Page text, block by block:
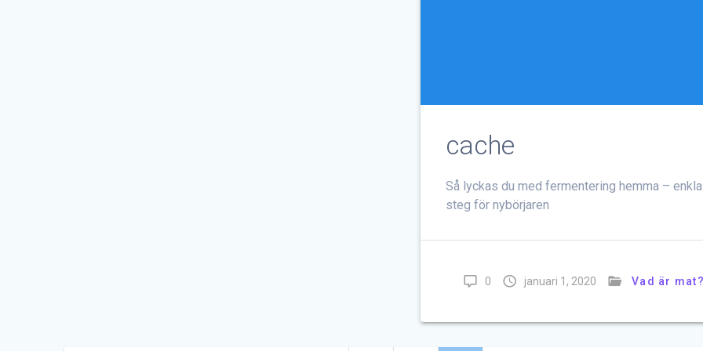
cache
Så lyckas du med fermentering hemma – enkla
steg för nybörjaren
0 januari 1, 2020 Vad är